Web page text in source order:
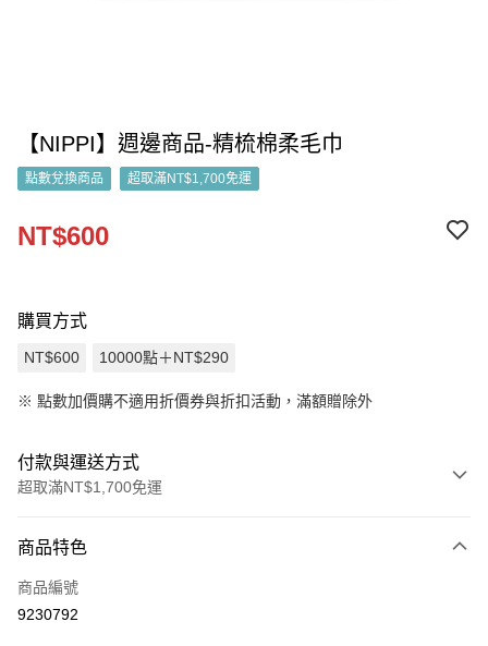
【NIPPI】週邊商品-精梳棉柔毛巾
點數兌換商品 超取滿NT$1,700免運
NT$600
購買方式
NT$600 10000點＋NT$290
※ 點數加價購不適用折價券與折扣活動，滿額贈除外
付款與運送方式
超取滿NT$1,700免運
信用卡一次付款
LINE Pay
商品特色
商品編號
9230792